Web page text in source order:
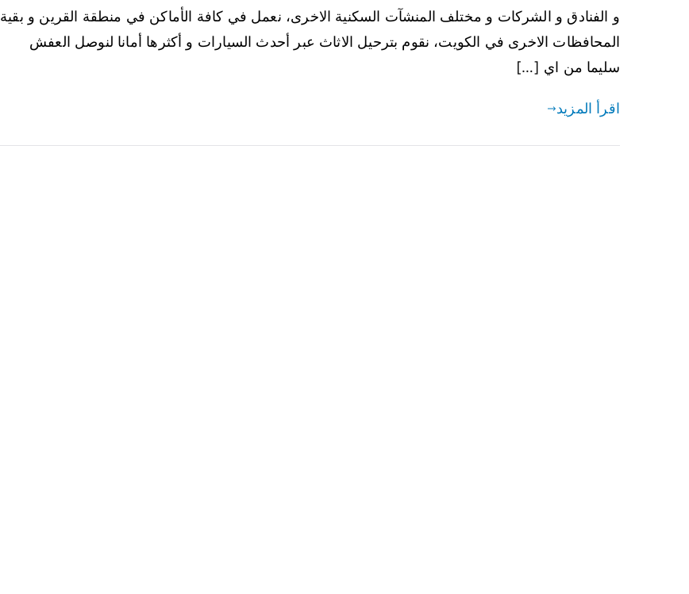
و الفنادق و الشركات و مختلف المنشآت السكنية الاخرى، نعمل في كافة الأماكن في منطقة القرين و بقية
المحافظات الاخرى في الكويت، نقوم بترحيل الاثاث عبر أحدث السيارات و أكثرها أمانا لنوصل العفش
سليما من اي […]
اقرأ المزيد